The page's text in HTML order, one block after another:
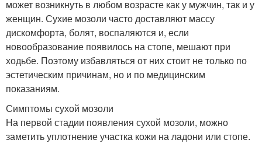
может возникнуть в любом возрасте как у мужчин, так и у
женщин. Сухие мозоли часто доставляют массу
дискомфорта, болят, воспаляются и, если
новообразование появилось на стопе, мешают при
ходьбе. Поэтому избавляться от них стоит не только по
эстетическим причинам, но и по медицинским
показаниям.
Симптомы сухой мозоли
На первой стадии появления сухой мозоли, можно
заметить уплотнение участка кожи на ладони или стопе.